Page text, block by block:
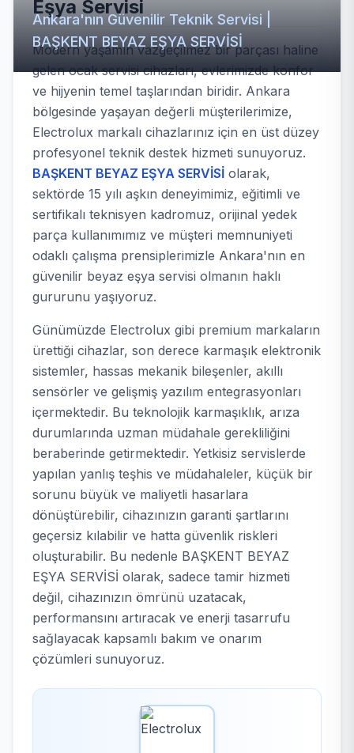
Ankara'nın Güvenilir Teknik Servisi |
BAŞKENT BEYAZ EŞYA SERVİSİ
Eşya Servisi
Modern yaşamın vazgeçilmez bir parçası haline
gelen ocak servisi cihazları, evlerimizde konfor
ve hijyenin temel taşlarından biridir. Ankara
bölgesinde yaşayan değerli müşterilerimize,
Electrolux markalı cihazlarınız için en üst düzey
profesyonel teknik destek hizmeti sunuyoruz.
BAŞKENT BEYAZ EŞYA SERVİSİ olarak,
sektörde 15 yılı aşkın deneyimimiz, eğitimli ve
sertifikalı teknisyen kadromuz, orijinal yedek
parça kullanımımız ve müşteri memnuniyeti
odaklı çalışma prensiplerimizle Ankara'nın en
güvenilir beyaz eşya servisi olmanın haklı
gururunu yaşıyoruz.
Günümüzde Electrolux gibi premium markaların
ürettiği cihazlar, son derece karmaşık elektronik
sistemler, hassas mekanik bileşenler, akıllı
sensörler ve gelişmiş yazılım entegrasyonları
içermektedir. Bu teknolojik karmaşıklık, arıza
durumlarında uzman müdahale gerekliliğini
beraberinde getirmektedir. Yetkisiz servislerde
yapılan yanlış teşhis ve müdahaleler, küçük bir
sorunu büyük ve maliyetli hasarlara
dönüştürebilir, cihazınızın garanti şartlarını
geçersiz kılabilir ve hatta güvenlik riskleri
oluşturabilir. Bu nedenle BAŞKENT BEYAZ
EŞYA SERVİSİ olarak, sadece tamir hizmeti
değil, cihazınızın ömrünü uzatacak,
performansını artıracak ve enerji tasarrufu
sağlayacak kapsamlı bakım ve onarım
çözümleri sunuyoruz.